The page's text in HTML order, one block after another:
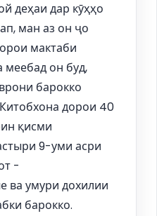
деҳаи дар кӯҳҳо
ман аз он ҷо
мактаби
меебад он буд,
барокко
дорои 40
қисми
9-уми асри
-
ва умури дохилии
барокко.